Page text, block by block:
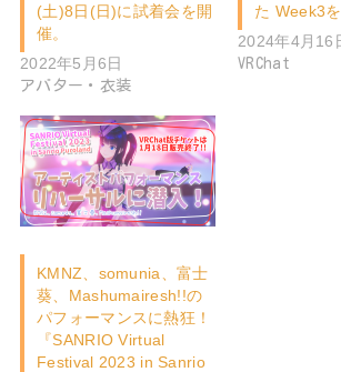
(土)8日(日)に試着会を開
催。
2022年5月6日
アバター・衣装
た Week3
2024年4月16
VRChat
KMNZ、somunia、富士
葵、Mashumairesh!!の
パフォーマンスに熱狂！
『SANRIO Virtual
Festival 2023 in Sanrio